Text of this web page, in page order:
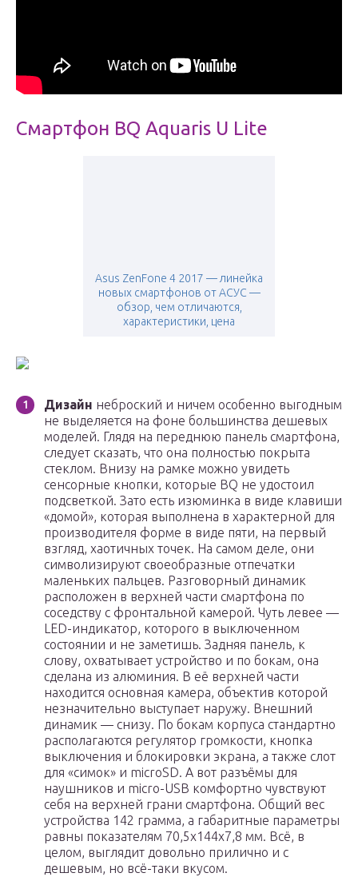
Смартфон BQ Aquaris U Lite
Asus ZenFone 4 2017 — линейка
новых смартфонов от АСУС —
обзор, чем отличаются,
характеристики, цена
Дизайн неброский и ничем особенно выгодным
не выделяется на фоне большинства дешевых
моделей. Глядя на переднюю панель смартфона,
следует сказать, что она полностью покрыта
стеклом. Внизу на рамке можно увидеть
сенсорные кнопки, которые BQ не удостоил
подсветкой. Зато есть изюминка в виде клавиши
«домой», которая выполнена в характерной для
производителя форме в виде пяти, на первый
взгляд, хаотичных точек. На самом деле, они
символизируют своеобразные отпечатки
маленьких пальцев. Разговорный динамик
расположен в верхней части смартфона по
соседству с фронтальной камерой. Чуть левее —
LED-индикатор, которого в выключенном
состоянии и не заметишь. Задняя панель, к
слову, охватывает устройство и по бокам, она
сделана из алюминия. В её верхней части
находится основная камера, объектив которой
незначительно выступает наружу. Внешний
динамик — снизу. По бокам корпуса стандартно
располагаются регулятор громкости, кнопка
выключения и блокировки экрана, а также слот
для «симок» и microSD. А вот разъёмы для
наушников и micro-USB комфортно чувствуют
себя на верхней грани смартфона. Общий вес
устройства 142 грамма, а габаритные параметры
равны показателям 70,5x144x7,8 мм. Всё, в
целом, выглядит довольно прилично и с
дешевым, но всё-таки вкусом.